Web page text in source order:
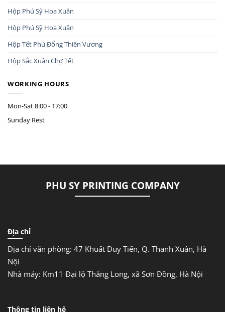
Hộp Phú Sỹ Hoa Xuân
Hộp Phú Sỹ Hoa Xuân
Hộp Tết Phù Đổng Thiên Vương
Hộp Sắc Xuân Chợ Tết
WORKING HOURS
Mon-Sat8:00 - 17:00
Sunday Rest
PHU SY PRINTING COMPANY
Địa chỉ
Địa chỉ văn phòng: 47 Khuất Duy Tiến, Q. Thanh Xuân, Hà
Nội
Nhà máy: Km11 Đại lộ Thăng Long, xã Sơn Đồng, Hà Nội
Thông tin liên hệ